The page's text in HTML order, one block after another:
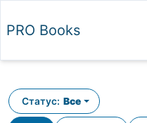
PRO Books
Статус: Все